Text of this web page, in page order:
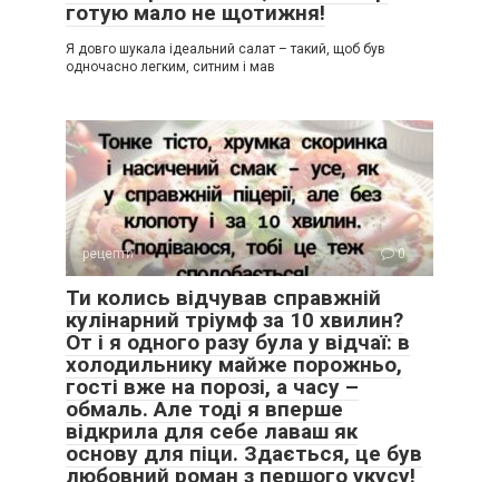
готую мало не щотижня!
Я довго шукала ідеальний салат – такий, щоб був
одночасно легким, ситним і мав
рецепти 0
Ти колись відчував справжній
кулінарний тріумф за 10 хвилин?
От і я одного разу була у відчаї: в
холодильнику майже порожньо,
гості вже на порозі, а часу –
обмаль. Але тоді я вперше
відкрила для себе лаваш як
основу для піци. Здається, це був
любовний роман з першого укусу!